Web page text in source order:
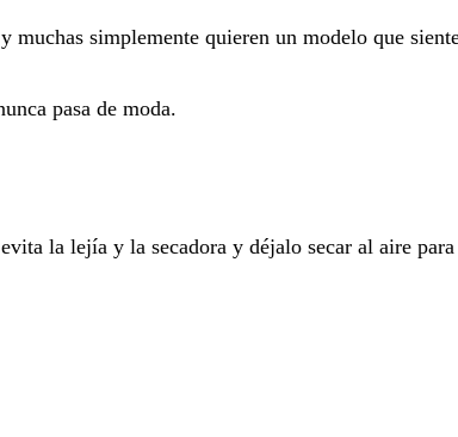
simplemente quieren un modelo que
pasa de moda.
la lejía y la secadora y déjalo secar al aire